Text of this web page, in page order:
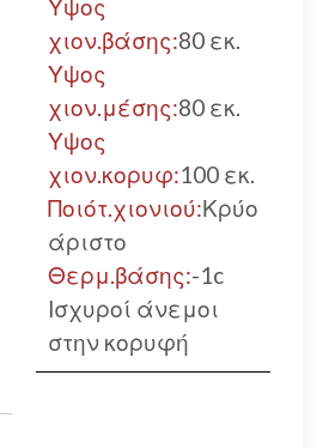
Υψος
χιον.βάσης:80 εκ.
Υψος
χιον.μέσης:80 εκ.
Υψος
χιον.κορυφ:100 εκ.
Ποιότ.χιονιού:Κρύο
άριστο
Θερμ.βάσης:-1c
Ισχυροί άνεμοι
στην κορυφή